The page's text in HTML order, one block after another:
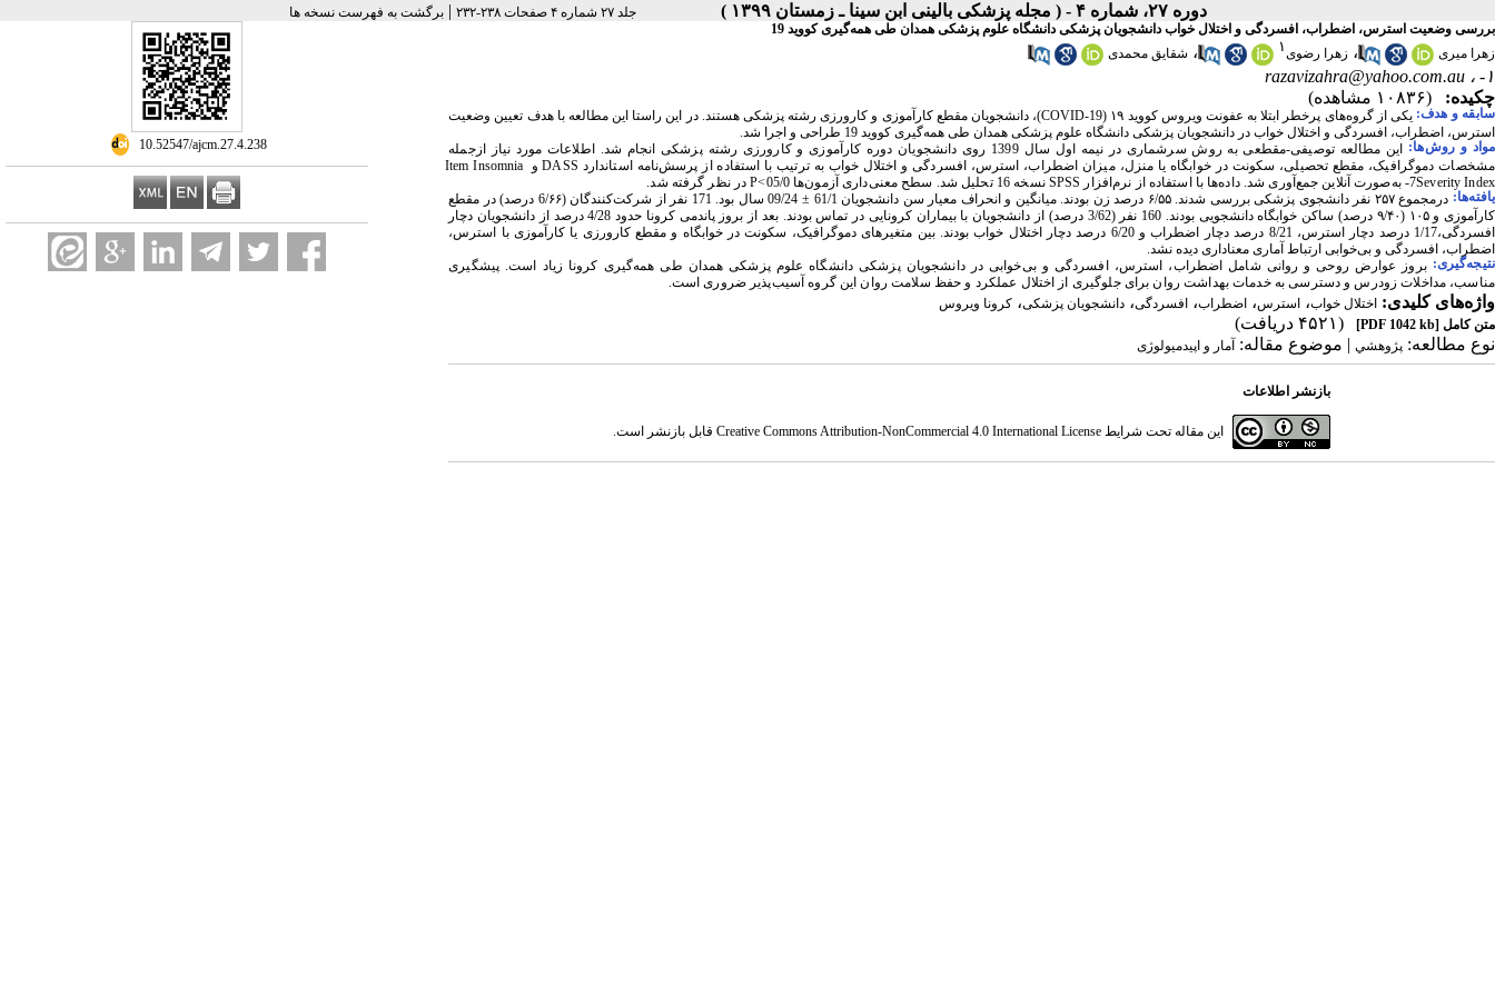
دوره ۲۷، شماره ۴ - ( مجله پزشکی بالینی ابن سینا ـ زمستان ۱۳۹۹ ) جلد ۲۷ شماره ۴ صفحات ۲۳۸-۲۳۲ |برگشت به فهرست نسخه ها
‎ 10.52547/ajcm.27.4.238
بررسی وضعیت استرس، اضطراب، افسردگی و اختلال خواب دانشجویان پزشکی دانشگاه علوم پزشکی همدان طی همه‌گیری کووید 19
زهرا میری
، زهرا رضوی۱ ، شقایق محمدی
۱- ،
razavizahra@yahoo.com.au
چکیده:
(۱۰۸۳۶ مشاهده)
سابقه و هدف: یکی از گروه‌های پرخطر ابتلا به عفونت ویروس کووید ۱۹ ( COVID-19)، دانشجویان مقطع کارآموزی و کارورزی رشته پزشکی هستند. در این راستا این مطالعه با هدف تعیین وضعیت
استرس، اضطراب، افسردگی و اختلال خواب در دانشجویان پزشکی دانشگاه علوم پزشکی همدان طی همه‌گیری کووید 19 طراحی و اجرا شد.
مواد و روش‌‌ها:
این مطالعه توصیفی-مقطعی به روش سرشماری در نیمه اول سال 1399 روی دانشجویان دوره کارآموزی و کارورزی رشته پزشکی انجام شد . اطلاعات مورد نیاز ازجمله
مشخصات دموگرافیک، مقطع تحصیلی، سکونت در خوابگاه یا منزل، میزان اضطراب، استرس، افسردگی و اختلال خواب به ترتیب با استفاده از پرسش‌نامه استاندارد DASS و
Item Insomnia
Severity Index
-7 به‌صورت آنلاین جمع‌آوری شد . داده‌ها با استفاده از نرم‌افزار SPSS نسخه 16 تحلیل شد سطح معنی‌داری آزمون‌ها 05/0
>
P د ر نظر گرفته شد
یافته‌ها:
اضطراب، افسردگی و بی‌خوابی ارتباط آماری معناداری دیده نشد.
نتیجه‌گیری: بروز عوارض روحی و روانی شامل اضطراب، استرس، افسردگی و بی‌خوابی در دانشجویان پزشکی دانشگاه علوم پزشکی همدان طی همه‌گیری کرونا زیاد است. پیشگیری
مناسب، مداخلات زودرس و دسترسی به خدمات بهداشت روان برای جلوگیری از اختلال عملکرد و حفظ سلامت روان این گروه آسیب‌پذیر ضروری است.
واژه‌های کلیدی: اختلال خواب، استرس، اضطراب، افسردگی، دانشجویان پزشکی، کرونا ویروس
متن کامل [PDF 1042 kb]
(۴۵۲۱ دریافت)
نوع مطالعه: پژوهشي | موضوع مقاله:آمار و اپیدمیولوژی
بازنشر اطلاعات
این مقاله تحت شرایط Creative Commons Attribution-NonCommercial 4.0 International Licenseقابل بازنشر است.